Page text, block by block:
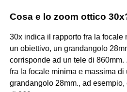
Cosa e lo zoom ottico
30x indica il rapporto fra la focale
un obiettivo, un grandangolo
corrisponde ad un tele di
fra la focale minima e massima di
grandangolo 28mm., ad